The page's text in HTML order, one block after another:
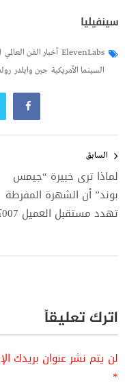
سينفيليا
ElevenLabs أخبار الفن العالمي
السينما الأمريكية جين وايلدر
المقالات
السابق
لماذا ترى خبيرة “جيمس
بوند” أن الشهرة المفرطة
تهدد مستقبل العميل 007؟
اترك تعليقاً
لن يتم نشر عنوان بريدك
*